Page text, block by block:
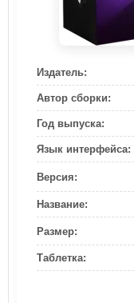
Издатель:
Автор сборки:
Год выпуска:
Язык интерфейса:
Версия:
Название:
Размер:
Таблетка: